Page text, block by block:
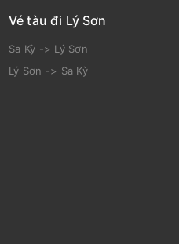
Vé tàu đi Lý Sơn
Sa Kỳ -> Lý Sơn
Lý Sơn -> Sa Kỳ